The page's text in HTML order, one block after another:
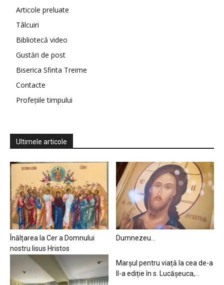
Articole preluate
Tâlcuiri
Bibliotecă video
Gustări de post
Biserica Sfinta Treime
Contacte
Profețiile timpului
Ultimele articole
Înălțarea la Cer a Domnului
nostru Iisus Hristos
Dumnezeu…
Marșul pentru viață la cea de-a
II-a ediție în s. Lucășeuca,...